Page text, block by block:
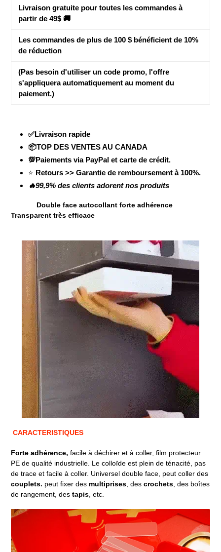
Livraison gratuite pour toutes les commandes à
partir de 49$ 🚚
Les commandes de plus de 100 $ bénéficient de 10%
de réduction
(Pas besoin d'utiliser un code promo, l'offre
s'appliquera automatiquement au moment du
paiement.)
✅Livraison rapide
📦TOP DES VENTES AU CANADA
💯Paiements via PayPal et carte de crédit.
⭐ Retours >> Garantie de remboursement à 100%.
🔥99,9% des clients adorent nos produits
Double face autocollant forte adhérence
Transparent très efficace
CARACTERISTIQUES
Forte adhérence, facile à déchirer et à coller, film protecteur
PE de qualité industrielle. Le colloïde est plein de ténacité, pas
de trace et facile à coller. Universel double face, peut coller des
couplets. peut fixer des multiprises , des crochets , des boîtes
de rangement, des tapis , etc.